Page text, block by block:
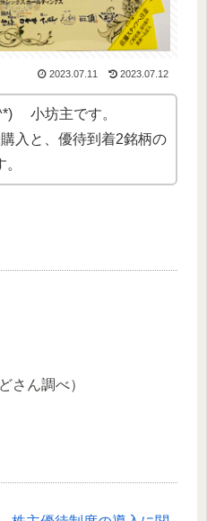
2023.07.11 2023.07.12
小坊主です。
入と、優待到着2銘柄の
さん調べ）